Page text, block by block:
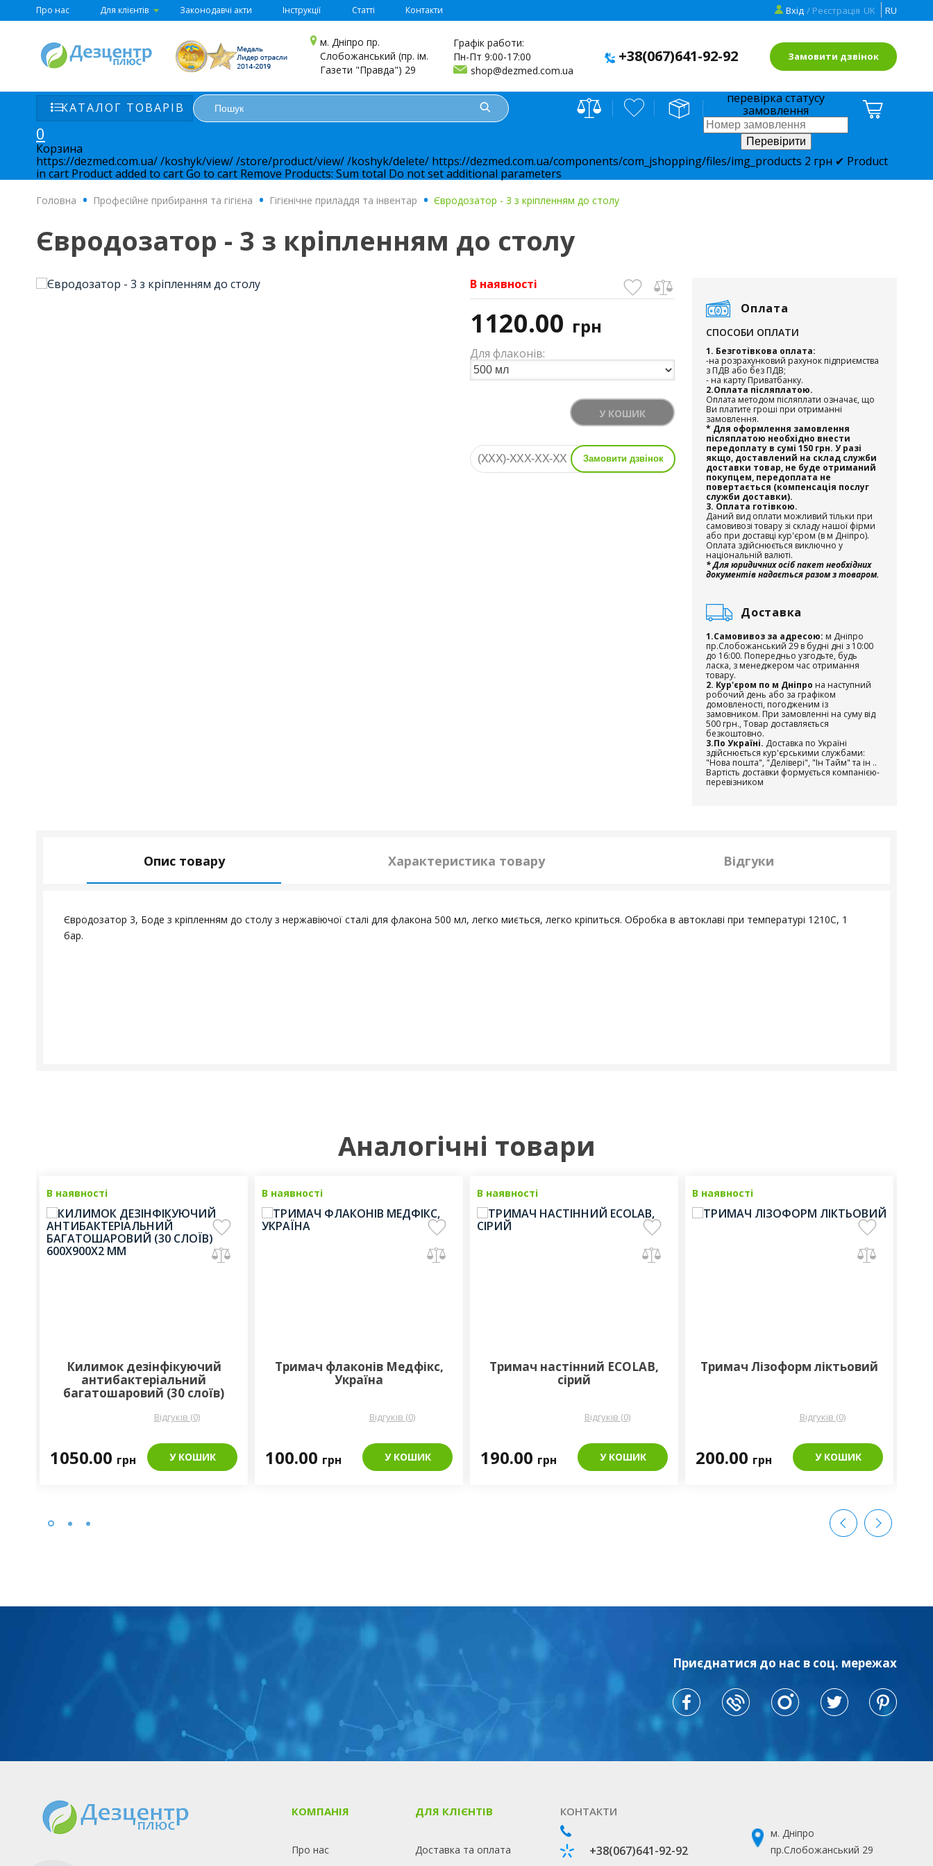
Про нас Для клієнтів Законодавчі акти Інструкції Статті Контакти Вхід / Реєстрація UK RU
м. Дніпро пр.
Слобожанський (пр. ім.
Газети "Правда") 29
Графік работи:
Пн-Пт 9:00-17:00
shop@dezmed.com.ua
+38(067)641-92-92 Замовити дзвінок
КАТАЛОГ ТОВАРІВ
перевірка статусу
замовлення
0
Корзина
https://dezmed.com.ua//koshyk/view//store/product/view//koshyk/delete/ https://dezmed.com.ua/components/com_jshopping/files/img_products 2 грн ✔ Product
in cart Product added to cartGo to cart Remove Products: Sum total Do not set additional parameters
Головна . Професійне прибирання та гігієна . Гігієнічне приладдя та інвентар . Євродозатор - 3 з кріпленням до столу
Євродозатор - 3 з кріпленням до столу
В наявності
1120.00 грн
Для флаконів:
У КОШИК
Замовити дзвінок
Оплата
СПОСОБИ ОПЛАТИ
1. Безготівкова оплата:
-на розрахунковий рахунок підприємства
з ПДВ або без ПДВ;
- на карту Приватбанку.
2.Оплата післяплатою.
Оплата методом післяплати означає, що
Ви платите гроші при отриманні
замовлення.
* Для оформлення замовлення
післяплатою необхідно внести
передоплату в сумі 150 грн. У разі
якщо, доставлений на склад служби
доставки товар, не буде отриманий
покупцем, передоплата не
повертається (компенсація послуг
служби доставки).
3. Оплата готівкою.
Даний вид оплати можливий тільки при
самовивозі товару зі складу нашої фірми
або при доставці кур'єром (в м Дніпро).
Оплата здійснюється виключно у
національній валюті.
* Для юридичних осіб пакет необхідних
документів надається разом з товаром.
Доставка
1.Самовивоз за адресою: м Дніпро
пр.Слобожанський 29 в будні дні з 10:00
до 16:00. Попередньо узгодьте, будь
ласка, з менеджером час отримання
товару.
2. Кур'єром по м Дніпро на наступний
робочий день або за графіком
домовленості, погодженим із
замовником. При замовленні на суму від
500 грн., Товар доставляється
безкоштовно.
3.По Україні. Доставка по Україні
здійснюється кур'єрськими службами:
"Нова пошта", "Делівері", "Ін Тайм" та ін ..
Вартість доставки формується компанією-
перевізником
Опис товару Характеристика товару Відгуки
Євродозатор 3, Боде з кріпленням до столу з нержавіючої сталі для флакона 500 мл, легко миється, легко кріпиться. Обробка в автоклаві при температурі 1210С, 1
бар.
Аналогічні товари
В наявності
Килимок дезінфікуючий
антибактеріальний
багатошаровий (30 слоїв)
Відгуків (0)
1050.00 грн У КОШИК
В наявності
Тримач флаконів Медфікс,
Україна
Відгуків (0)
100.00 грн У КОШИК
В наявності
Тримач настінний ECOLAB,
сірий
Відгуків (0)
190.00 грн У КОШИК
В наявності
Тримач Лізоформ ліктьовий
Відгуків (0)
200.00 грн У КОШИК
Приєднатися до нас в соц. мережах
КОМПАНІЯ
Про нас
ДЛЯ КЛІЄНТІВ
Доставка та оплата
КОНТАКТИ
+38(067)641-92-92
м. Дніпро
пр.Слобожанський 29